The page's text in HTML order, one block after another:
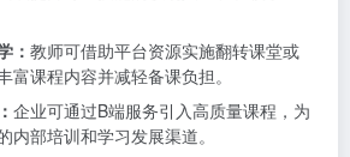
： 教师可借助平台资源实施翻转课堂或
富课程内容并减轻备课负担。
企业可通过B端服务引入高质量课程，为
内部培训和学习发展渠道。